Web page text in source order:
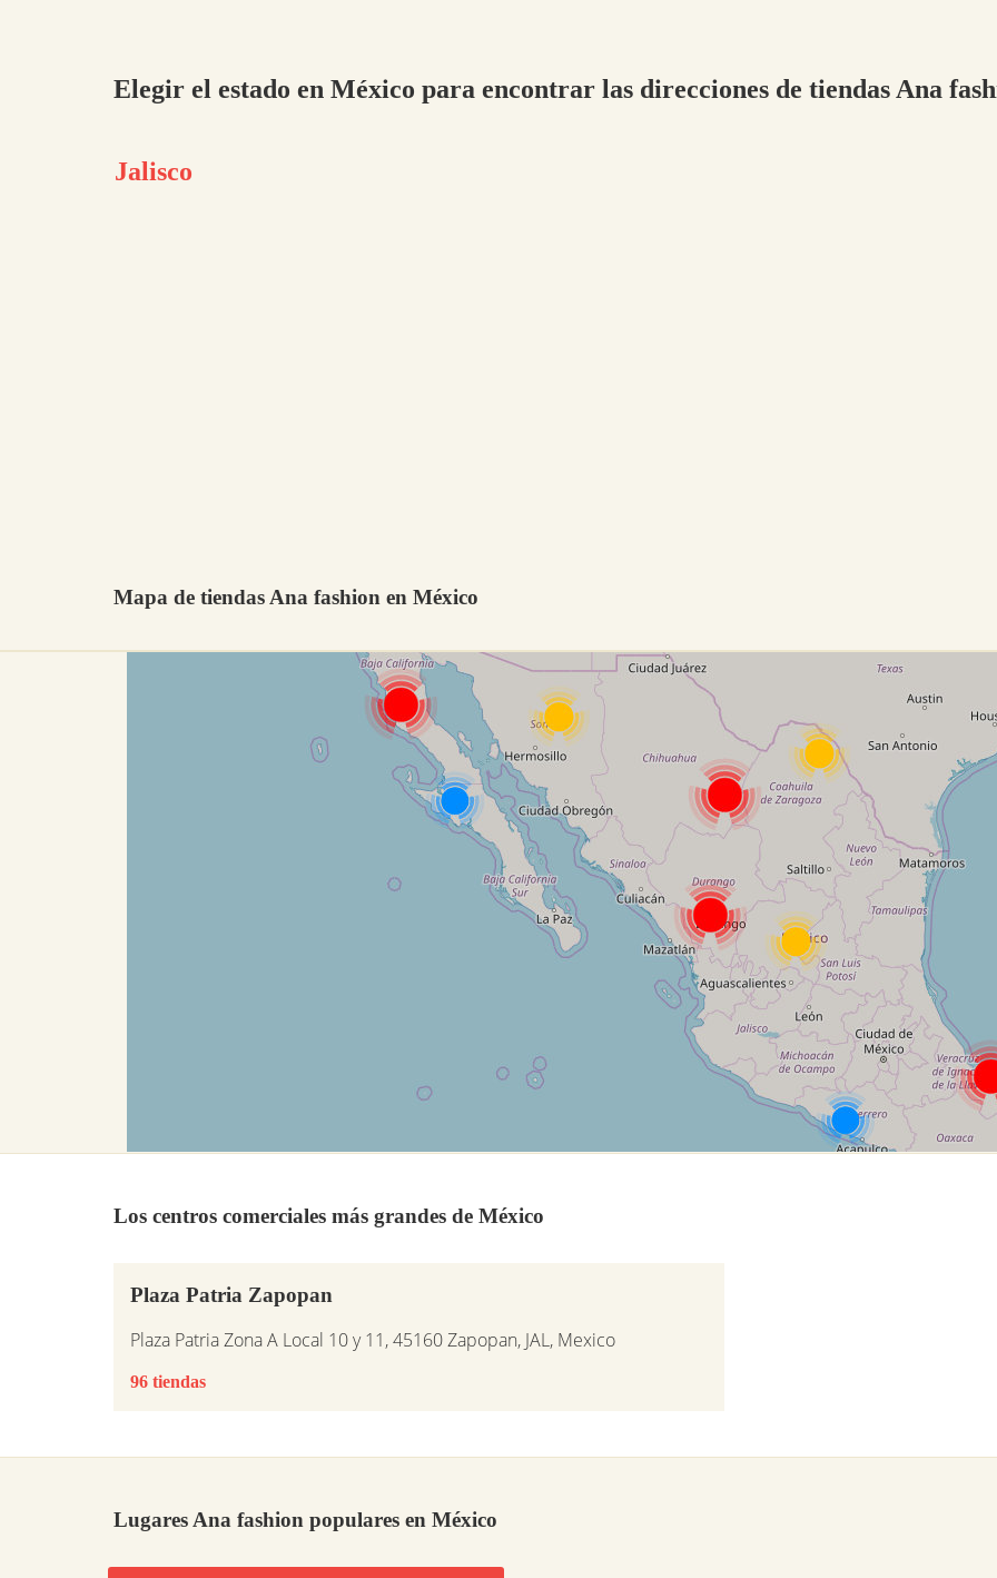
Elegir el estado en México para encontrar las direcciones de tiendas Ana
Jalisco
Mapa de tiendas Ana fashion en México
Los centros comerciales más grandes de México
Plaza Patria Zapopan
Plaza Patria Zona A Local 10 y 11, 45160 Zapopan, JAL, Mexico
96 tiendas
Lugares Ana fashion populares en México